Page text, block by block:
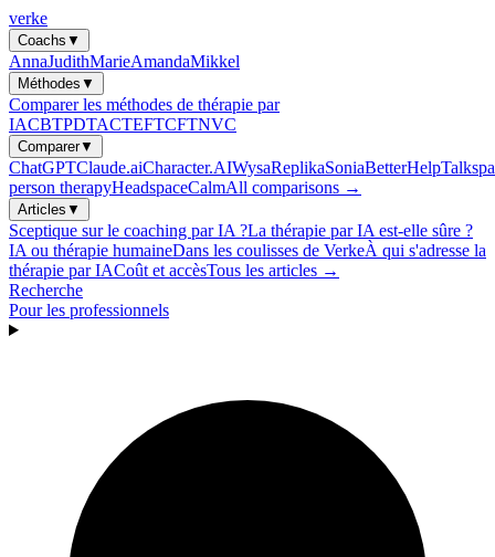
verke
Coachs ▼
AnnaJudithMarieAmandaMikkel
Méthodes ▼
Comparer les méthodes de thérapie par
IACBTPDTACTEFTCFTNVC
Comparer▼
ChatGPTClaude.aiCharacter.AIWysaReplikaSoniaBetterHelp
person therapyHeadspaceCalmAll comparisons →
Articles ▼
Sceptique sur le coaching par IA ?La thérapie par IA est-elle sûre ?
IA ou thérapie humaineDans les coulisses de VerkeÀ qui s'adresse la
thérapie par IACoût et accèsTous les articles →
Recherche
Pour les professionnels